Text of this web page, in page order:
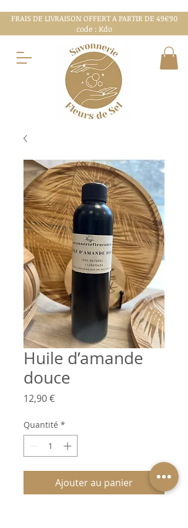
FRAIS DE LIVRAISON OFFERT A PARTIR DE 49€90
code : Kdo
Huile d’amande
douce
12,90 €Prix
Quantité *
Ajouter au panier